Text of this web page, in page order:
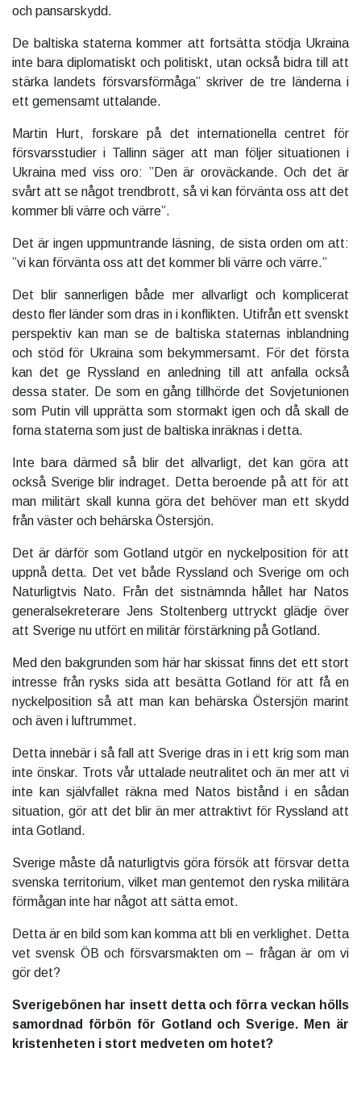
och pansarskydd.
De baltiska staterna kommer att fortsätta stödja Ukraina
inte bara diplomatiskt och politiskt, utan också bidra till att
stärka landets försvarsförmåga” skriver de tre länderna i
ett gemensamt uttalande.
Martin Hurt, forskare på det internationella centret för
försvarsstudier i Tallinn säger att man följer situationen i
Ukraina med viss oro: ”Den är oroväckande. Och det är
svårt att se något trendbrott, så vi kan förvänta oss att det
kommer bli värre och värre”.
Det är ingen uppmuntrande läsning, de sista orden om att:
”vi kan förvänta oss att det kommer bli värre och värre.”
Det blir sannerligen både mer allvarligt och komplicerat
desto fler länder som dras in i konflikten. Utifrån ett svenskt
perspektiv kan man se de baltiska staternas inblandning
och stöd för Ukraina som bekymmersamt. För det första
kan det ge Ryssland en anledning till att anfalla också
dessa stater. De som en gång tillhörde det Sovjetunionen
som Putin vill upprätta som stormakt igen och då skall de
forna staterna som just de baltiska inräknas i detta.
Inte bara därmed så blir det allvarligt, det kan göra att
också Sverige blir indraget. Detta beroende på att för att
man militärt skall kunna göra det behöver man ett skydd
från väster och behärska Östersjön.
Det är därför som Gotland utgör en nyckelposition för att
uppnå detta. Det vet både Ryssland och Sverige om och
Naturligtvis Nato. Från det sistnämnda hållet har Natos
generalsekreterare Jens Stoltenberg uttryckt glädje över
att Sverige nu utfört en militär förstärkning på Gotland.
Med den bakgrunden som här har skissat finns det ett stort
intresse från rysks sida att besätta Gotland för att få en
nyckelposition så att man kan behärska Östersjön marint
och även i luftrummet.
Detta innebär i så fall att Sverige dras in i ett krig som man
inte önskar. Trots vår uttalade neutralitet och än mer att vi
inte kan självfallet räkna med Natos bistånd i en sådan
situation, gör att det blir än mer attraktivt för Ryssland att
inta Gotland.
Sverige måste då naturligtvis göra försök att försvar detta
svenska territorium, vilket man gentemot den ryska militära
förmågan inte har något att sätta emot.
Detta är en bild som kan komma att bli en verklighet. Detta
vet svensk ÖB och försvarsmakten om – frågan är om vi
gör det?
Sverigebönen har insett detta och förra veckan hölls
samordnad förbön för Gotland och Sverige. Men är
kristenheten i stort medveten om hotet?